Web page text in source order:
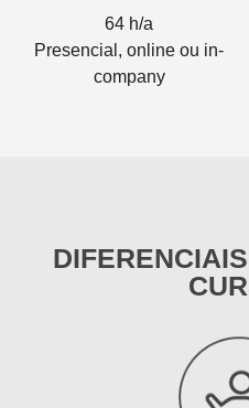
64 h/a
Presencial, online ou in-
company